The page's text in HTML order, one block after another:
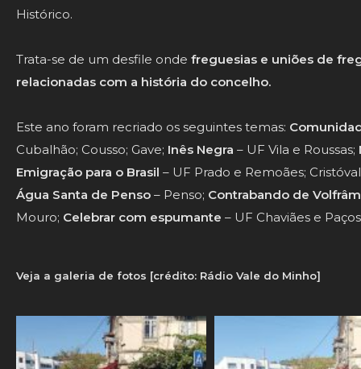
Histórico.
Trata-se de um desfile onde freguesias e uniões de
relacionadas com a história do concelho.
Este ano foram recriado os seguintes temas:
Cubalhão; Cousso; Gave; Inês Negra – UF Vila e Roussas;
Emigração para o Brasil – UF Prado e Remoães;
Água Santa de Penso – Penso; Contrabando de
Mouro; Celebrar com espumante – UF Chaviães e
Veja a galeria de fotos [crédito: Rádio Vale do Minho]